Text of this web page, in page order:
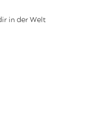
in der Welt